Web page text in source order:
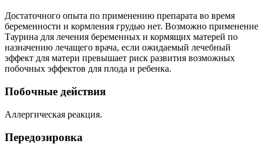
Достаточного опыта по применению препарата во время
беременности и кормления грудью нет. Возможно применение
Таурина для лечения беременных и кормящих матерей по
назначению лечащего врача, если ожидаемый лечебный
эффект для матери превышает риск развития возможных
побочных эффектов для плода и ребенка.
Побочные действия
Аллергическая реакция.
Передозировка